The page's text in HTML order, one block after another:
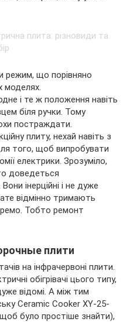
режим, що порівняно
моделях.
і те ж положення навіть
біля ручки. Тому
постраждати.
плиту, нехай навіть з
того, щоб випробувати
електрики. Зрозуміло,
доведеться
інерційні і не дуже
відмінно тримають
Тобто ремонт
плити
на інфрачервоні плити.
обігрівачі цього типу,
відомі. А між тим
Ceramic Cooker XY-25-
було простіше знайти),